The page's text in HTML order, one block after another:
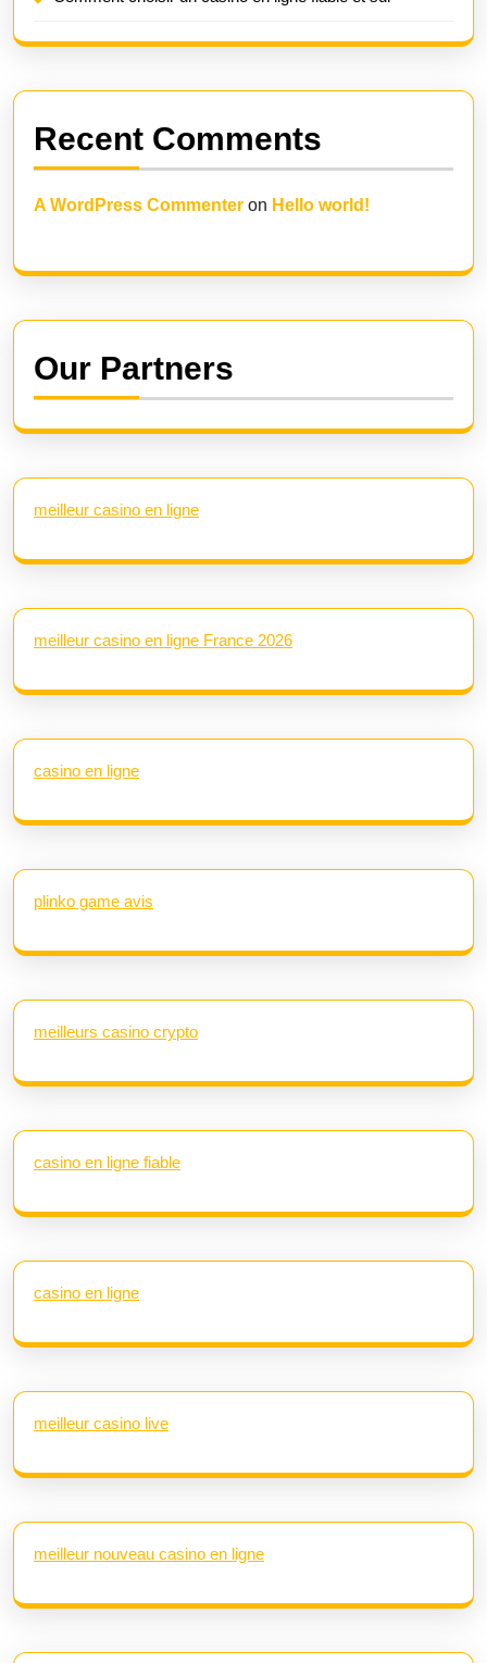
Recent Comments
A WordPress Commenter on Hello world!
Our Partners
meilleur casino en ligne
meilleur casino en ligne France 2026
casino en ligne
plinko game avis
meilleurs casino crypto
casino en ligne fiable
casino en ligne
meilleur casino live
meilleur nouveau casino en ligne